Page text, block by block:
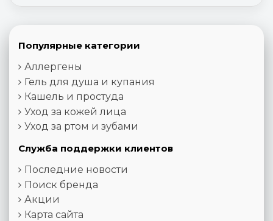
Популярные категории
Аллергены
Гель для душа и купания
Кашель и простуда
Уход за кожей лица
Уход за ртом и зубами
Служба поддержки клиентов
Последние новости
Поиск бренда
Акции
Карта сайта